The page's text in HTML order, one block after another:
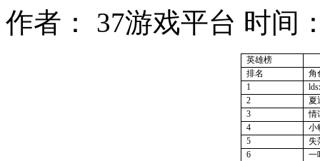
作者： 37游戏平台 时间
英雄榜
排名
角
1
2
夏
3
情
4
小
5
失
6
一